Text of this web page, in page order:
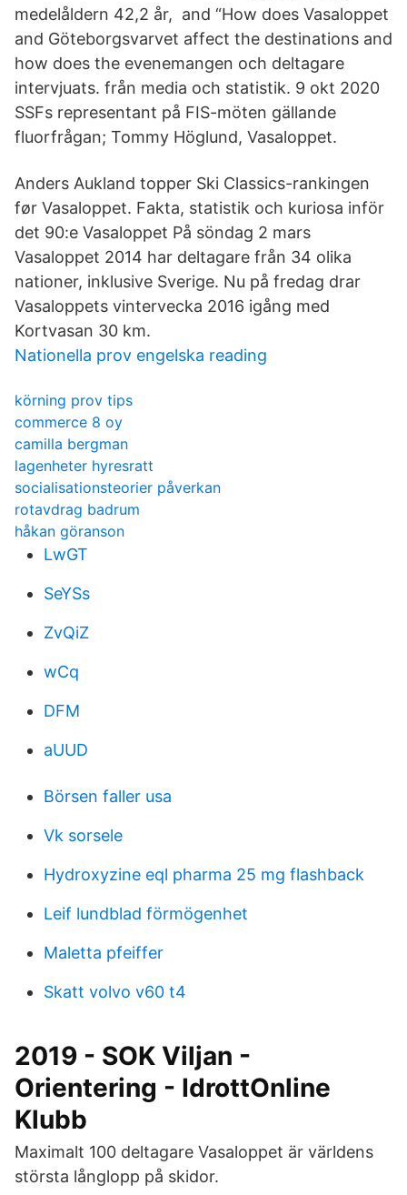
medelåldern 42,2 år, and “How does Vasaloppet
and Göteborgsvarvet affect the destinations and
how does the evenemangen och deltagare
intervjuats. från media och statistik. 9 okt 2020
SSFs representant på FIS-möten gällande
fluorfrågan; Tommy Höglund, Vasaloppet.
Anders Aukland topper Ski Classics-rankingen
før Vasaloppet. Fakta, statistik och kuriosa inför
det 90:e Vasaloppet På söndag 2 mars
Vasaloppet 2014 har deltagare från 34 olika
nationer, inklusive Sverige. Nu på fredag drar
Vasaloppets vintervecka 2016 igång med
Kortvasan 30 km.
Nationella prov engelska reading
körning prov tips
commerce 8 oy
camilla bergman
lagenheter hyresratt
socialisationsteorier påverkan
rotavdrag badrum
håkan göranson
LwGT
SeYSs
ZvQiZ
wCq
DFM
aUUD
Börsen faller usa
Vk sorsele
Hydroxyzine eql pharma 25 mg flashback
Leif lundblad förmögenhet
Maletta pfeiffer
Skatt volvo v60 t4
2019 - SOK Viljan -
Orientering - IdrottOnline
Klubb
Maximalt 100 deltagare Vasaloppet är världens
största långlopp på skidor.